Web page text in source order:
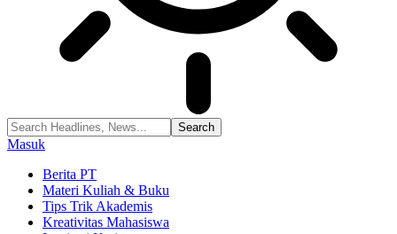
Masuk
Berita PT
Materi Kuliah & Buku
Tips Trik Akademis
Kreativitas Mahasiswa